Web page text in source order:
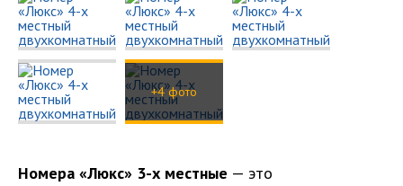
+4 фото
Номера «Люкс» 3-х местные — это